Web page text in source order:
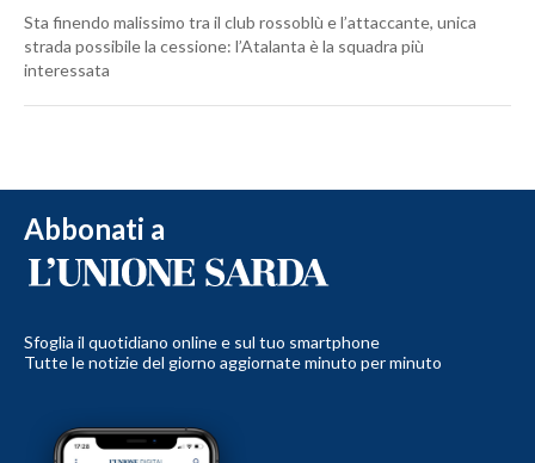
Sta finendo malissimo tra il club rossoblù e l’attaccante, unica
strada possibile la cessione: l’Atalanta è la squadra più
interessata
Abbonati a
Sfoglia il quotidiano online e sul tuo smartphone
Tutte le notizie del giorno aggiornate minuto per minuto